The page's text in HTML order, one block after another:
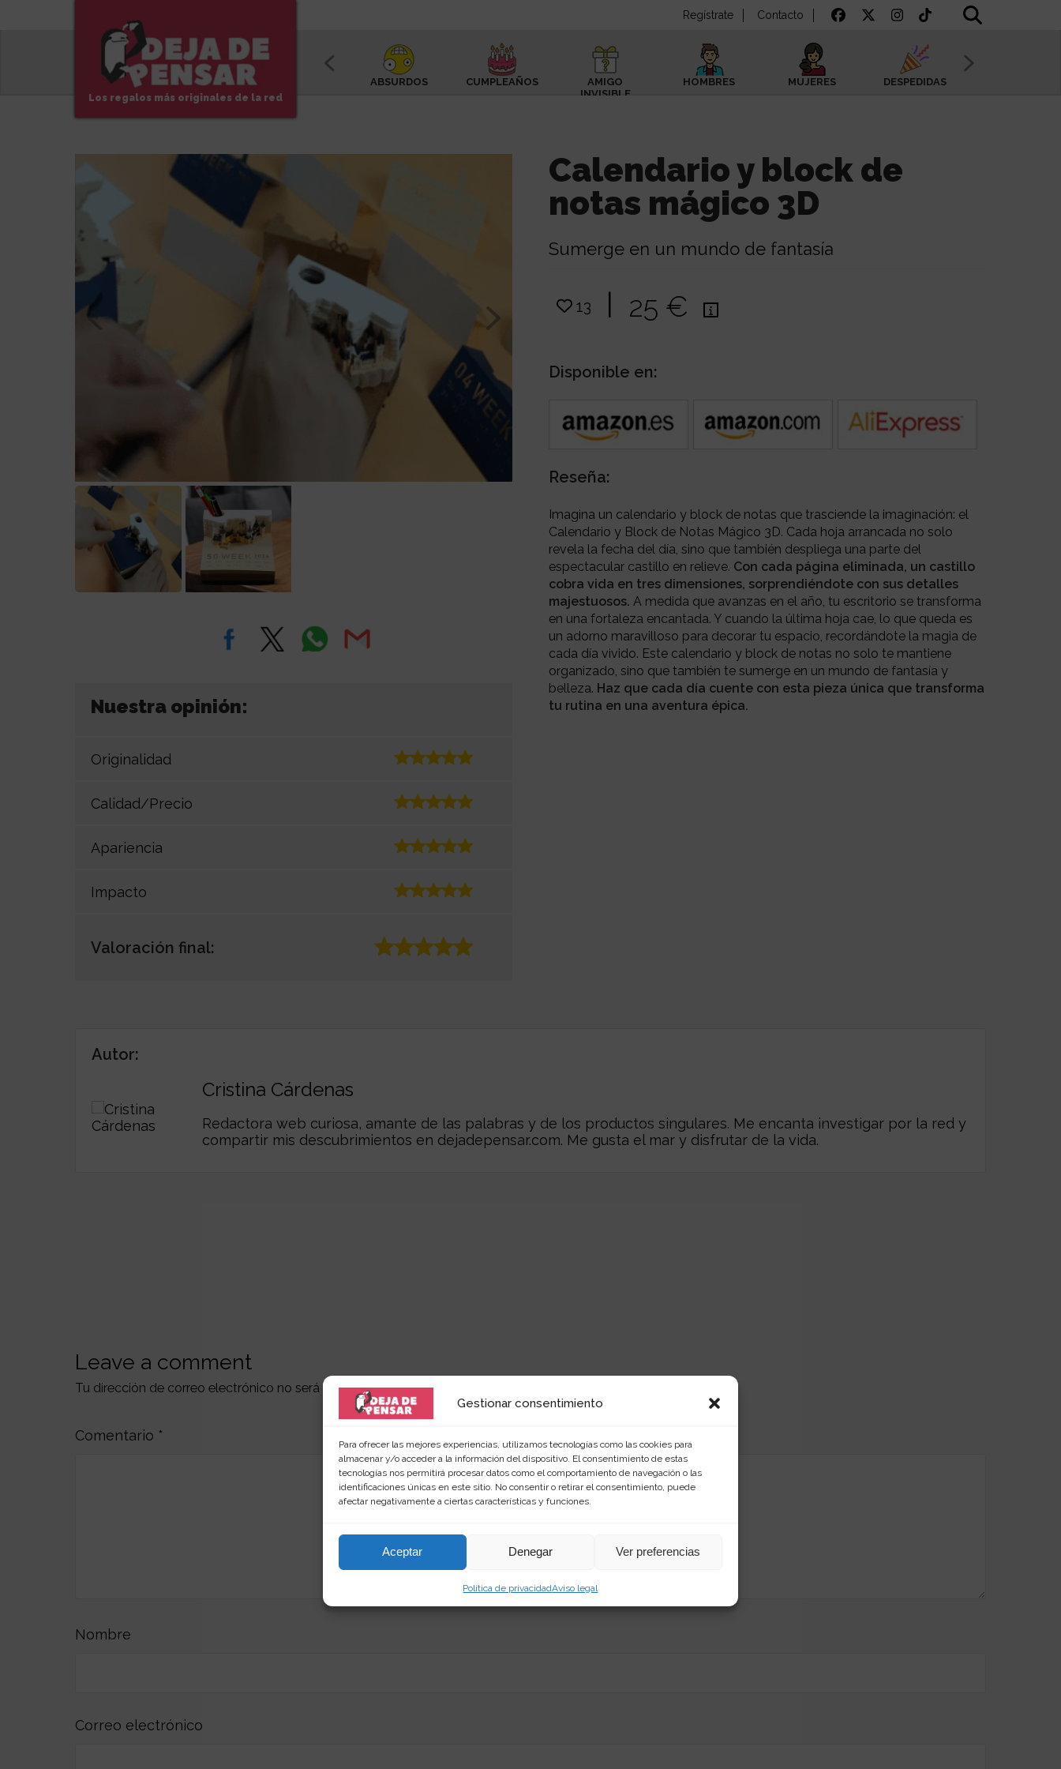
Gestionar consentimiento
Para ofrecer las mejores experiencias, utilizamos tecnologías como las cookies para
almacenar y/o acceder a la información del dispositivo. El consentimiento de estas
tecnologías nos permitirá procesar datos como el comportamiento de navegación o las
identificaciones únicas en este sitio. No consentir o retirar el consentimiento, puede
afectar negativamente a ciertas características y funciones.
Aceptar Denegar Ver preferencias
Política de privacidadAviso legal
Los regalos más originales de la red
Regístrate Contacto
ABSURDOS CUMPLEAÑOS
AMIGO
INVISIBLE
HOMBRES MUJERES DESPEDIDAS
Nuestra opinión:
Originalidad
Calidad/Precio
Apariencia
Impacto
Valoración final:
Calendario y block de
notas mágico 3D
Sumerge en un mundo de fantasía
13 | 25 €
Disponible en:
Reseña:
Imagina un calendario y block de notas que trasciende la imaginación: el
Calendario y Block de Notas Mágico 3D. Cada hoja arrancada no solo
revela la fecha del día, sino que también despliega una parte del
espectacular castillo en relieve. Con cada página eliminada, un castillo
cobra vida en tres dimensiones, sorprendiéndote con sus detalles
majestuosos. A medida que avanzas en el año, tu escritorio se transforma
en una fortaleza encantada. Y cuando la última hoja cae, lo que queda es
un adorno maravilloso para decorar tu espacio, recordándote la magia de
cada día vivido. Este calendario y block de notas no solo te mantiene
organizado, sino que también te sumerge en un mundo de fantasía y
belleza. Haz que cada día cuente con esta pieza única que transforma
tu rutina en una aventura épica.
Autor:
Cristina Cárdenas
Redactora web curiosa, amante de las palabras y de los productos singulares. Me encanta investigar por la red y
compartir mis descubrimientos en dejadepensar.com. Me gusta el mar y disfrutar de la vida.
Leave a comment
Tu dirección de correo electrónico no será publicada. Los campos obligatorios están marcados con
Comentario *
Nombre
Correo electrónico